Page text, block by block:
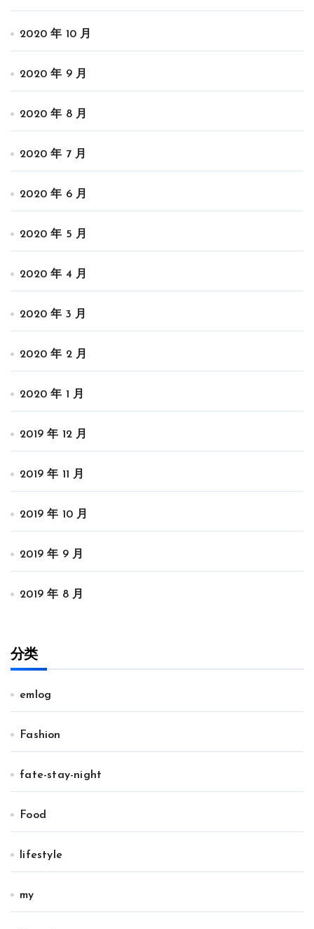
2020 年 10 月
2020 年 9 月
2020 年 8 月
2020 年 7 月
2020 年 6 月
2020 年 5 月
2020 年 4 月
2020 年 3 月
2020 年 2 月
2020 年 1 月
2019 年 12 月
2019 年 11 月
2019 年 10 月
2019 年 9 月
2019 年 8 月
分类
emlog
Fashion
fate-stay-night
Food
lifestyle
my